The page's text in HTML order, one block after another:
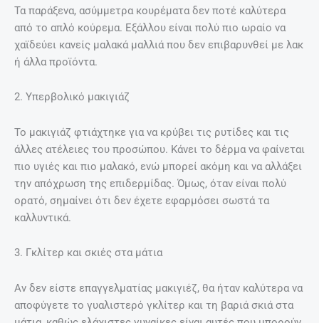
Τα παράξενα, ασύμμετρα κουρέματα δεν ποτέ καλύτερα
από το απλό κούρεμα. Εξάλλου είναι πολύ πιο ωραίο να
χαϊδεύει κανείς μαλακά μαλλιά που δεν επιβαρυνθεί με λακ
ή άλλα προϊόντα.
2. Υπερβολικό μακιγιάζ
Το μακιγιάζ φτιάχτηκε για να κρύβει τις ρυτίδες και τις
άλλες ατέλειες του προσώπου. Κάνει το δέρμα να φαίνεται
πιο υγιές και πιο μαλακό, ενώ μπορεί ακόμη και να αλλάξει
την απόχρωση της επιδερμίδας. Όμως, όταν είναι πολύ
ορατό, σημαίνει ότι δεν έχετε εφαρμόσει σωστά τα
καλλυντικά.
3. Γκλίτερ και σκιές στα μάτια
Αν δεν είστε επαγγελματίας μακιγιέζ, θα ήταν καλύτερα να
αποφύγετε το γυαλιστερό γκλίτερ και τη βαριά σκιά στα